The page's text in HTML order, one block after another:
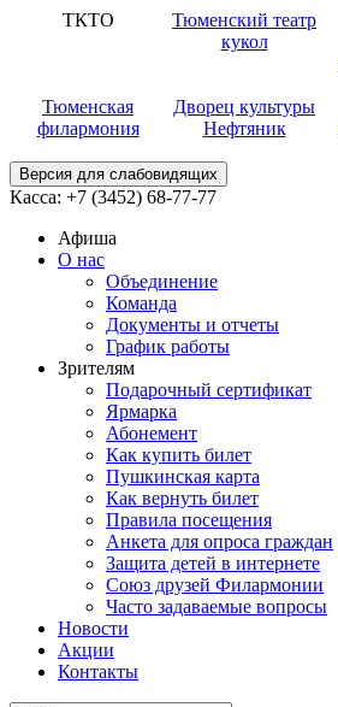
ТКТО
Тюменский театр
кукол
Тюменская
филармония
Дворец культуры
Нефтяник
Версия для слабовидящих
Касса: +7 (3452) 68-77-77
Афиша
О нас
Объединение
Команда
Документы и отчеты
График работы
Зрителям
Подарочный сертификат
Ярмарка
Абонемент
Как купить билет
Пушкинская карта
Как вернуть билет
Правила посещения
Анкета для опроса граждан
Защита детей в интернете
Союз друзей Филармонии
Часто задаваемые вопросы
Новости
Акции
Контакты